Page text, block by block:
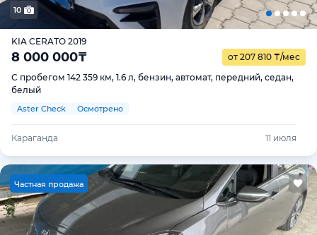
10
KIA CERATO 2019
8 000 000₸ от 207 810 ₸/мес
С пробегом 142 359 км, 1.6 л, бензин, автомат, передний, седан,
белый
Aster Check Осмотрено
Караганда 11 июля
Частная продажа